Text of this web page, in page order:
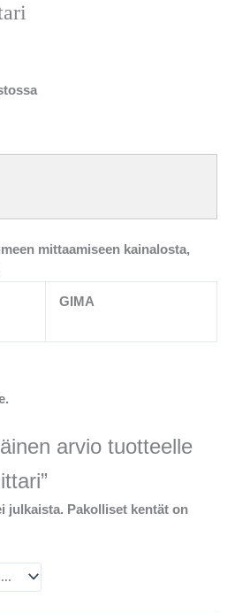
mittaamiseen kainalosta,
GIMA
arvio tuotteelle
julkaista. Pakolliset kentät on